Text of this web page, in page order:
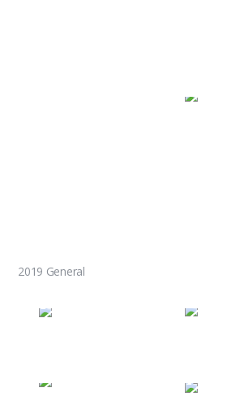
2019 General